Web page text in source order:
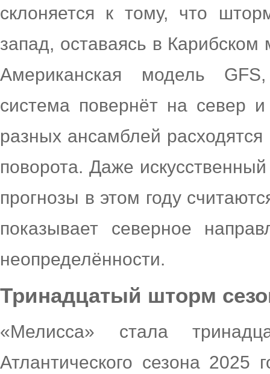
склоняется к тому, что
запад, оставаясь в
Американская модель
система повернёт на север
разных ансамблей
поворота. Даже
прогнозы в этом году
показывает северное
неопределённости.
Тринадцатый шторм
«Мелисса» стала
Атлантического сезона 2025